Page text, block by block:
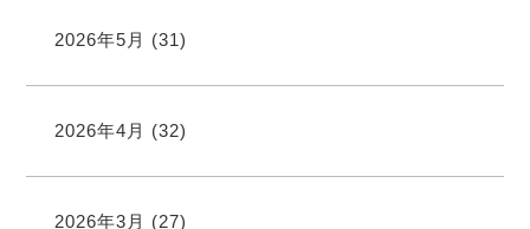
2026年5月 (31)
2026年4月 (32)
2026年3月 (27)